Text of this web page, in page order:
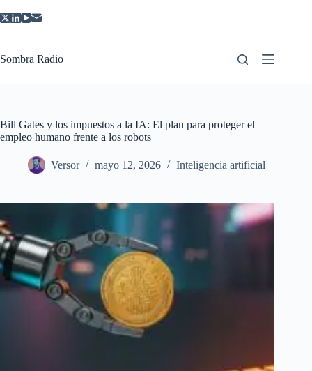
al
Sombra Radio
Bill Gates y los impuestos a la IA: El plan para proteger el
empleo humano frente a los robots
Versor mayo 12, 2026 Inteligencia artificial